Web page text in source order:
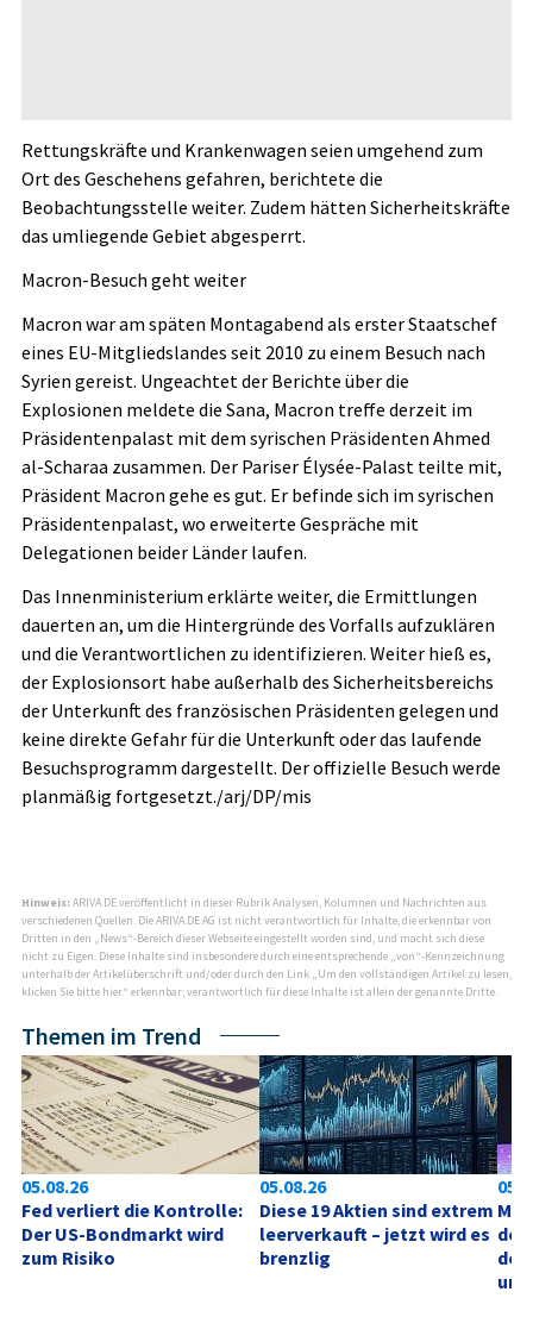
Rettungskräfte und Krankenwagen seien umgehend zum
Ort des Geschehens gefahren, berichtete die
Beobachtungsstelle weiter. Zudem hätten Sicherheitskräfte
das umliegende Gebiet abgesperrt.
Macron-Besuch geht weiter
Macron war am späten Montagabend als erster Staatschef
eines EU-Mitgliedslandes seit 2010 zu einem Besuch nach
Syrien gereist. Ungeachtet der Berichte über die
Explosionen meldete die Sana, Macron treffe derzeit im
Präsidentenpalast mit dem syrischen Präsidenten Ahmed
al-Scharaa zusammen. Der Pariser Élysée-Palast teilte mit,
Präsident Macron gehe es gut. Er befinde sich im syrischen
Präsidentenpalast, wo erweiterte Gespräche mit
Delegationen beider Länder laufen.
Das Innenministerium erklärte weiter, die Ermittlungen
dauerten an, um die Hintergründe des Vorfalls aufzuklären
und die Verantwortlichen zu identifizieren. Weiter hieß es,
der Explosionsort habe außerhalb des Sicherheitsbereichs
der Unterkunft des französischen Präsidenten gelegen und
keine direkte Gefahr für die Unterkunft oder das laufende
Besuchsprogramm dargestellt. Der offizielle Besuch werde
planmäßig fortgesetzt./arj/DP/mis
Hinweis:ARIVA.DE veröffentlicht in dieser Rubrik Analysen, Kolumnen und Nachrichten aus
verschiedenen Quellen. Die ARIVA.DE AG ist nicht verantwortlich für Inhalte, die erkennbar von
Dritten in den „News“-Bereich dieser Webseite eingestellt worden sind, und macht sich diese
nicht zu Eigen. Diese Inhalte sind insbesondere durch eine entsprechende „von“-Kennzeichnung
unterhalb der Artikelüberschrift und/oder durch den Link „Um den vollständigen Artikel zu lesen,
klicken Sie bitte hier.“ erkennbar; verantwortlich für diese Inhalte ist allein der genannte Dritte.
Themen im Trend
05.08.26
Fed verliert die Kontrolle:
Der US-Bondmarkt wird
zum Risiko
05.08.26
Diese 19 Aktien sind extrem
leerverkauft – jetzt wird es
brenzlig
der